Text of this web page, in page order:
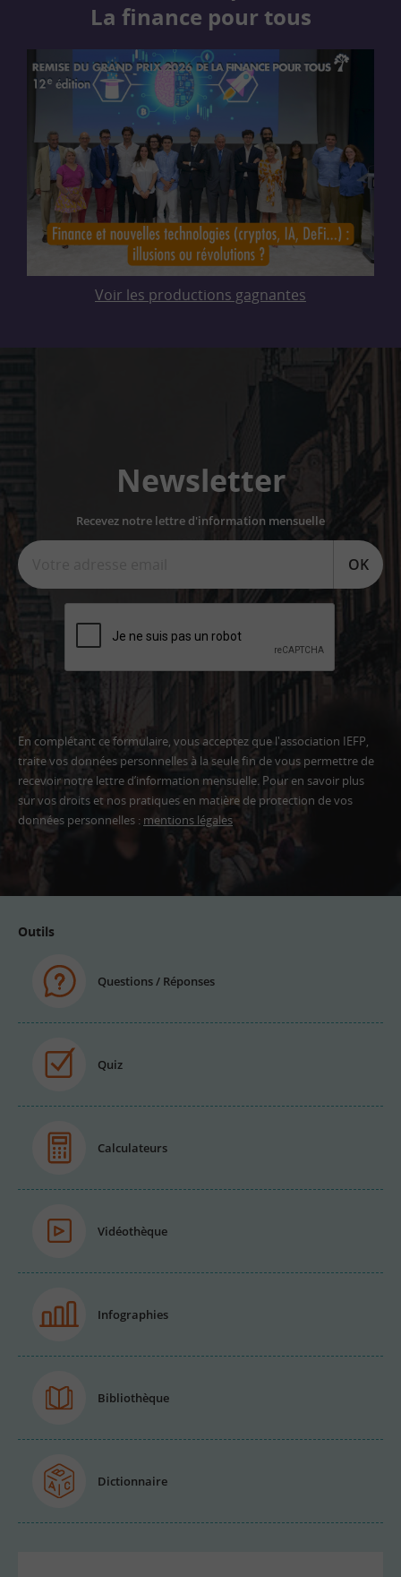
La finance pour tous
Voir les productions gagnantes
Newsletter
Recevez notre lettre d'information mensuelle
OK
En complétant ce formulaire, vous acceptez que l'association IEFP,
traite vos données personnelles à la seule fin de vous permettre de
recevoir notre lettre d’information mensuelle. Pour en savoir plus
sur vos droits et nos pratiques en matière de protection de vos
données personnelles : mentions légales
Adresse
Outils
Questions / Réponses
Quiz
Calculateurs
Vidéothèque
Infographies
Bibliothèque
Dictionnaire